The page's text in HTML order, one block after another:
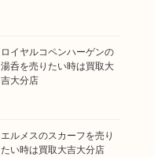
ロイヤルコペンハーゲンの
湯呑を売りたい時は買取大
吉大分店
エルメスのスカーフを売り
たい時は買取大吉大分店